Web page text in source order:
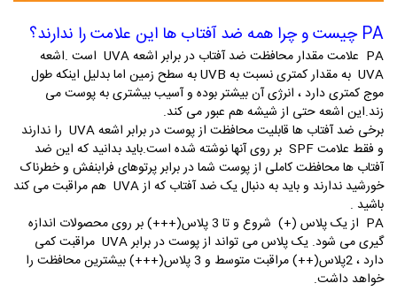
PA چیست و چرا همه ضد آفتاب ها این علامت را ندارند؟
PA علامت مقدار محافظت ضد آفتاب در برابر اشعه UVA است .اشعه
UVA به مقدار کمتری نسبت به UVB به سطح زمین اما بدلیل اینکه طول
موج کمتری دارد ، انرژی آن بیشتر بوده و آسیب بیشتری به پوست می
زند.این اشعه حتی از شیشه هم عبور می کند.
برخی ضد آفتاب ها قابلیت محافظت از پوست در برابر اشعه UVA را ندارند
و فقط علامت SPF بر روی آنها نوشته شده است.باید بدانید که این ضد
آفتاب ها محافظت کاملی از پوست شما در برابر پرتوهای فرابنفش و خطرناک
خورشید ندارند و باید به دنبال یک ضد آفتاب که از UVA هم مراقبت می کند
باشید .
PA از یک پلاس (+) شروع و تا 3 پلاس(+++) بر روی محصولات اندازه
گیری می شود. یک پلاس می تواند از پوست در برابر UVA مراقبت کمی
دارد ، 2پلاس(++) مراقبت متوسط و 3 پلاس(+++) بیشترین محافظت را
خواهد داشت.